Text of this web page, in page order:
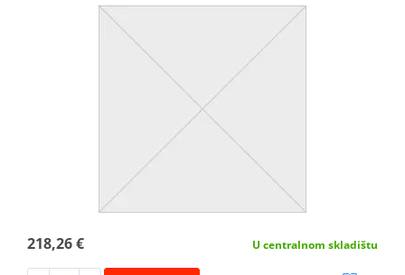
218,26 € U centralnom skladištu